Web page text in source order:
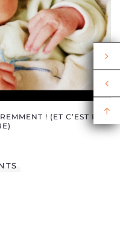
! (ET C’EST PEU